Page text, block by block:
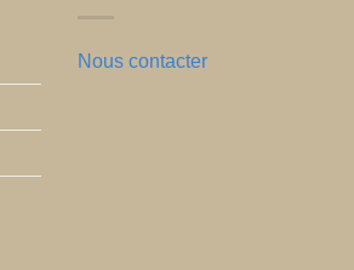
Nous contacter